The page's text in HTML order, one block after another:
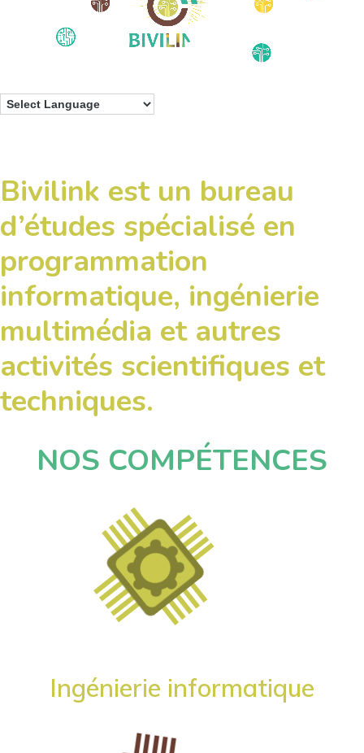
Bivilink est un bureau
d’études spécialisé en
programmation
informatique, ingénierie
multimédia et autres
activités scientifiques et
techniques.
NOS COMPÉTENCES
Ingénierie informatique